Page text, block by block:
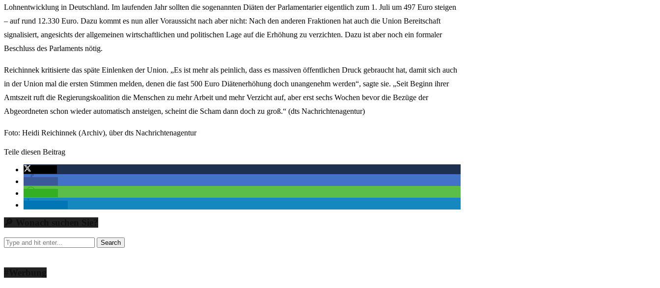
Lohnentwicklung in Deutschland. Im laufenden Jahr sollten die sogenannten Diäten der Parlamentarier eigentlich zum 1. Juli um 497 Euro steigen
– auf rund 12.330 Euro. Dazu kommt es nun aller Voraussicht nach aber nicht: Nach den anderen Fraktionen hat auch die Union Bereitschaft
signalisiert, angesichts der allgemeinen wirtschaftlichen und politischen Lage auf die Erhöhung zu verzichten. Dazu ist aber noch ein formaler
Beschluss des Parlaments nötig.
Reichinnek kritisierte das späte Einlenken der Union. „Es ist mehr als peinlich, dass es massiven öffentlichen Druck gebraucht hat, damit sich auch
in der Union mal die ersten Stimmen melden, denen die fast 500 Euro Diätenerhöhung doch unangenehm werden“, sagte sie. „Seit Beginn ihrer
Amtszeit ruft die Regierungskoalition die Menschen zu mehr Arbeit und mehr Verzicht auf, aber erst sechs Wochen bevor die Bezüge der
Abgeordneten schon wieder automatisch ansteigen, scheint die Scham dann doch zu groß.“ (dts Nachrichtenagentur)
Foto: Heidi Reichinnek (Archiv), über dts Nachrichtenagentur
Teile diesen Beitrag